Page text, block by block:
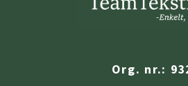
Org. nr.: